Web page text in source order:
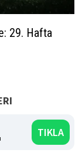
29. Hafta
TIKLA